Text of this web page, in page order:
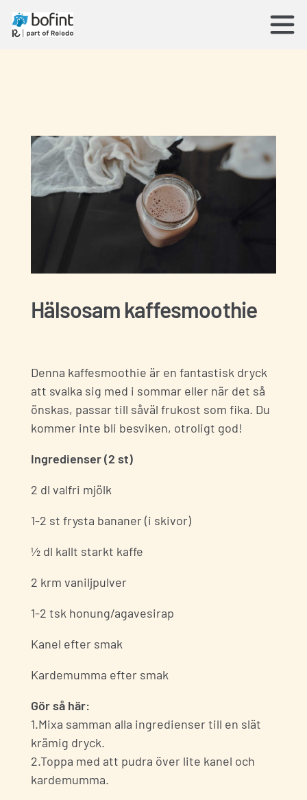
Hälsosam kaffesmoothie
Denna kaffesmoothie är en fantastisk dryck
att svalka sig med i sommar eller när det så
önskas, passar till såväl frukost som fika. Du
kommer inte bli besviken, otroligt god!
Ingredienser (2 st)
2 dl valfri mjölk
1-2 st frysta bananer (i skivor)
½ dl kallt starkt kaffe
2 krm vaniljpulver
1-2 tsk honung/agavesirap
Kanel efter smak
Kardemumma efter smak
Gör så här:
1.Mixa samman alla ingredienser till en slät
krämig dryck.
2.Toppa med att pudra över lite kanel och
kardemumma.